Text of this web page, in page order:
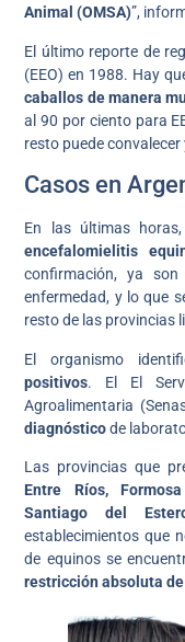
Animal (OMSA)”,
El último reporte de
(EEO) en 1988. Hay
caballos de manera
al 90 por ciento para
resto puede
Casos en
En las últimas
encefalomielitis
confirmación, ya
enfermedad, y lo que
resto de las provincias
El organismo
positivos. El El
Agroalimentaria
diagnósticode
Las provincias que
Entre Ríos,
Santiago del
establecimientos que
de equinos se
restricción absoluta